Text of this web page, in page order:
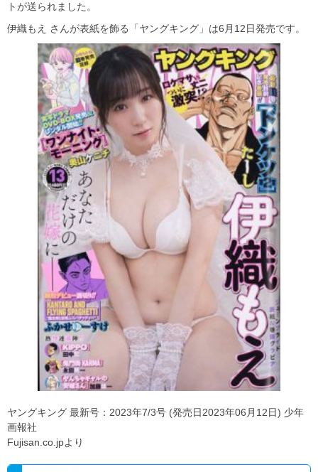
トが送られました。
伊織もえ さんが表紙を飾る「ヤングキング」は6月12日発売です。
ヤングキング 最新号：2023年7/3号 (発売日2023年06月12日) 少年
画報社
Fujisan.co.jpより